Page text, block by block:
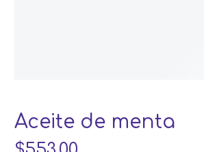
Aceite de menta